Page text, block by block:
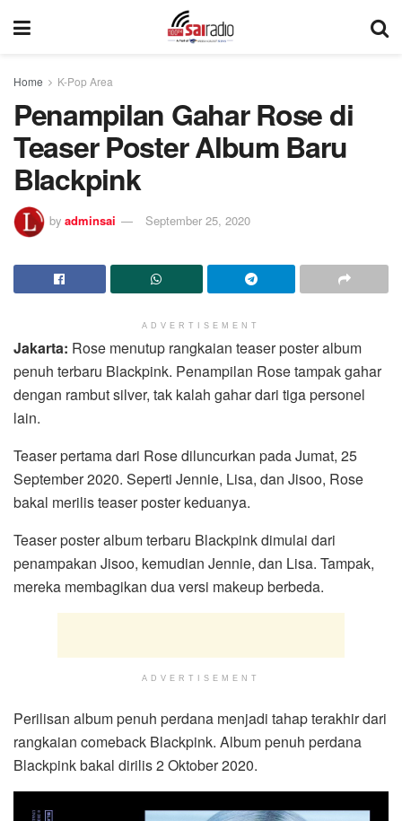
Home K-Pop Area
Penampilan Gahar Rose di
Teaser Poster Album Baru
Blackpink
by adminsai September 25, 2020
ADVERTISEMENT
Jakarta: Rose menutup rangkaian teaser poster album
penuh terbaru Blackpink. Penampilan Rose tampak gahar
dengan rambut silver, tak kalah gahar dari tiga personel
lain.
Teaser pertama dari Rose diluncurkan pada Jumat, 25
September 2020. Seperti Jennie, Lisa, dan Jisoo, Rose
bakal merilis teaser poster keduanya.
Teaser poster album terbaru Blackpink dimulai dari
penampakan Jisoo, kemudian Jennie, dan Lisa. Tampak,
mereka membagikan dua versi makeup berbeda.
ADVERTISEMENT
Perilisan album penuh perdana menjadi tahap terakhir dari
rangkaian comeback Blackpink. Album penuh perdana
Blackpink bakal dirilis 2 Oktober 2020.